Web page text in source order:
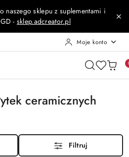
naszego sklepu z suplementami i
- sklep.adcreator.pl
Moje konto
ceramicznych
Filtruj